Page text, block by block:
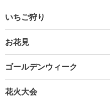
いちご狩り
お花見
ゴールデンウィーク
花火大会